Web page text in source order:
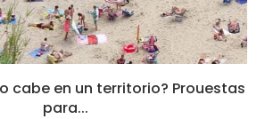
cabe en un territorio? Prouestas
para...